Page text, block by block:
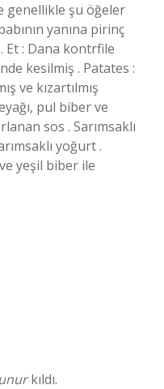
genellikle şu öğeler
yanına pirinç
Et : Dana kontrfile
kesilmiş . Patates :
ve kızartılmış
pul biber ve
sos . Sarımsaklı
yoğurt .
yeşil biber ile
kıldı.